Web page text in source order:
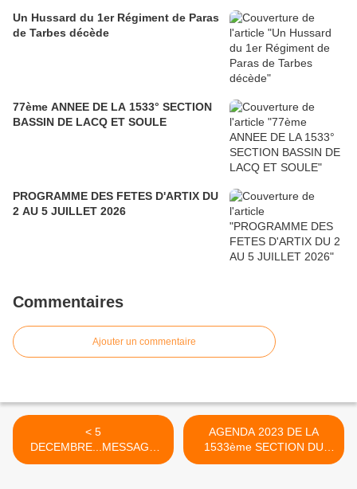
Un Hussard du 1er Régiment de Paras
de Tarbes décède
77ème ANNEE DE LA 1533° SECTION
BASSIN DE LACQ ET SOULE
PROGRAMME DES FETES D'ARTIX DU
2 AU 5 JUILLET 2026
Commentaires
Ajouter un commentaire
< 5
DECEMBRE...MESSAGE
DE Mme PATRICIA
AGENDA 2023 DE LA
1533ème SECTION DU
BASSIN DE LACQ ET